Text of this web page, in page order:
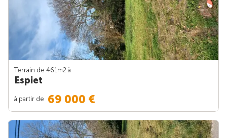
Terrain de 461m2 à
Espiet
à partir de 69 000 €